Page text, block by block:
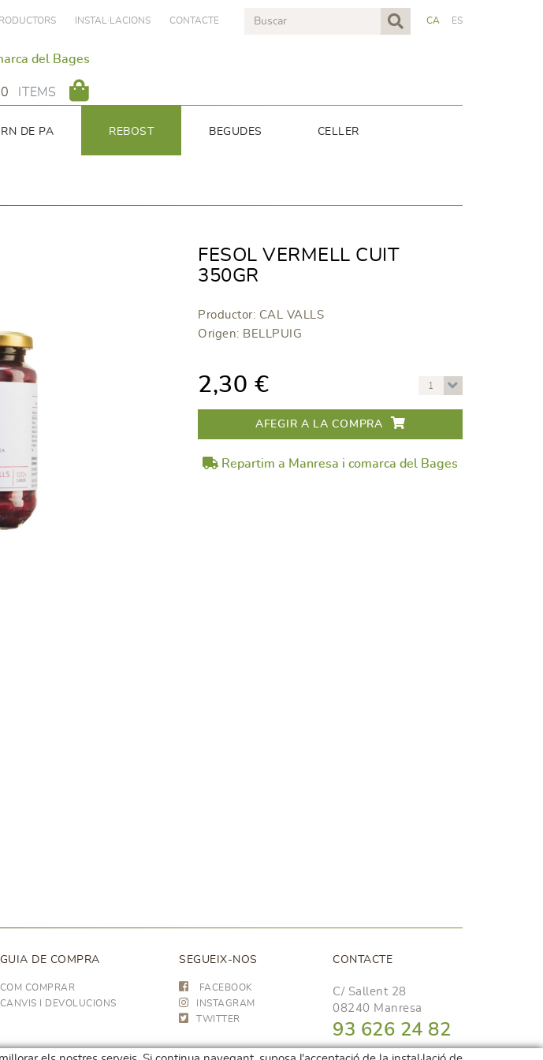
CA ES
INSTAL·LACIONS CONTACTE
del Bages
0 ITEMS
DE PA REBOST BEGUDES CELLER
FESOL VERMELL CUIT
350GR
Productor: CAL VALLS
Origen: BELLPUIG
2,30 € 1
AFEGIR A LA COMPRA
Repartim a Manresa i comarca del Bages
GUIA DE COMPRA
COM COMPRAR
CANVIS I DEVOLUCIONS
SEGUEIX-NOS
FACEBOOK
INSTAGRAM
TWITTER
CONTACTE
C/ Sallent 28
08240 Manresa
93 626 24 82